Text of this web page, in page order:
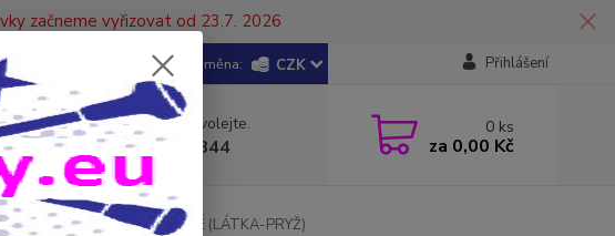
začneme vyřizovat od 23.7. 2026
CZK Přihlášení
Nevíte si rady? Zavolejte.
+420 602 446 844
0 ks
za 0,00 Kč
TANEČNÍ CVIČKY - ČERNÉ (LÁTKA-PRYŽ)